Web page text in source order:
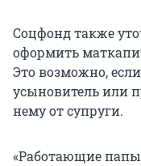
Соцфонд также
оформить
Это возможно,
усыновитель или
нему от супруги.
«Работающие